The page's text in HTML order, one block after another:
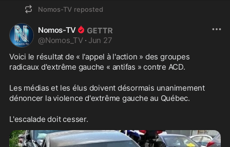
Nomos-TV reposted
Nomos-TV
@Nomos_TV · Jun 27
Voici le résultat de « l'appel à l'action » des groupes
radicaux d'extrême gauche « antifas » contre ACD.
Les médias et les élus doivent désormais unanimement
dénoncer la violence d'extrême gauche au Québec.
L'escalade doit cesser.